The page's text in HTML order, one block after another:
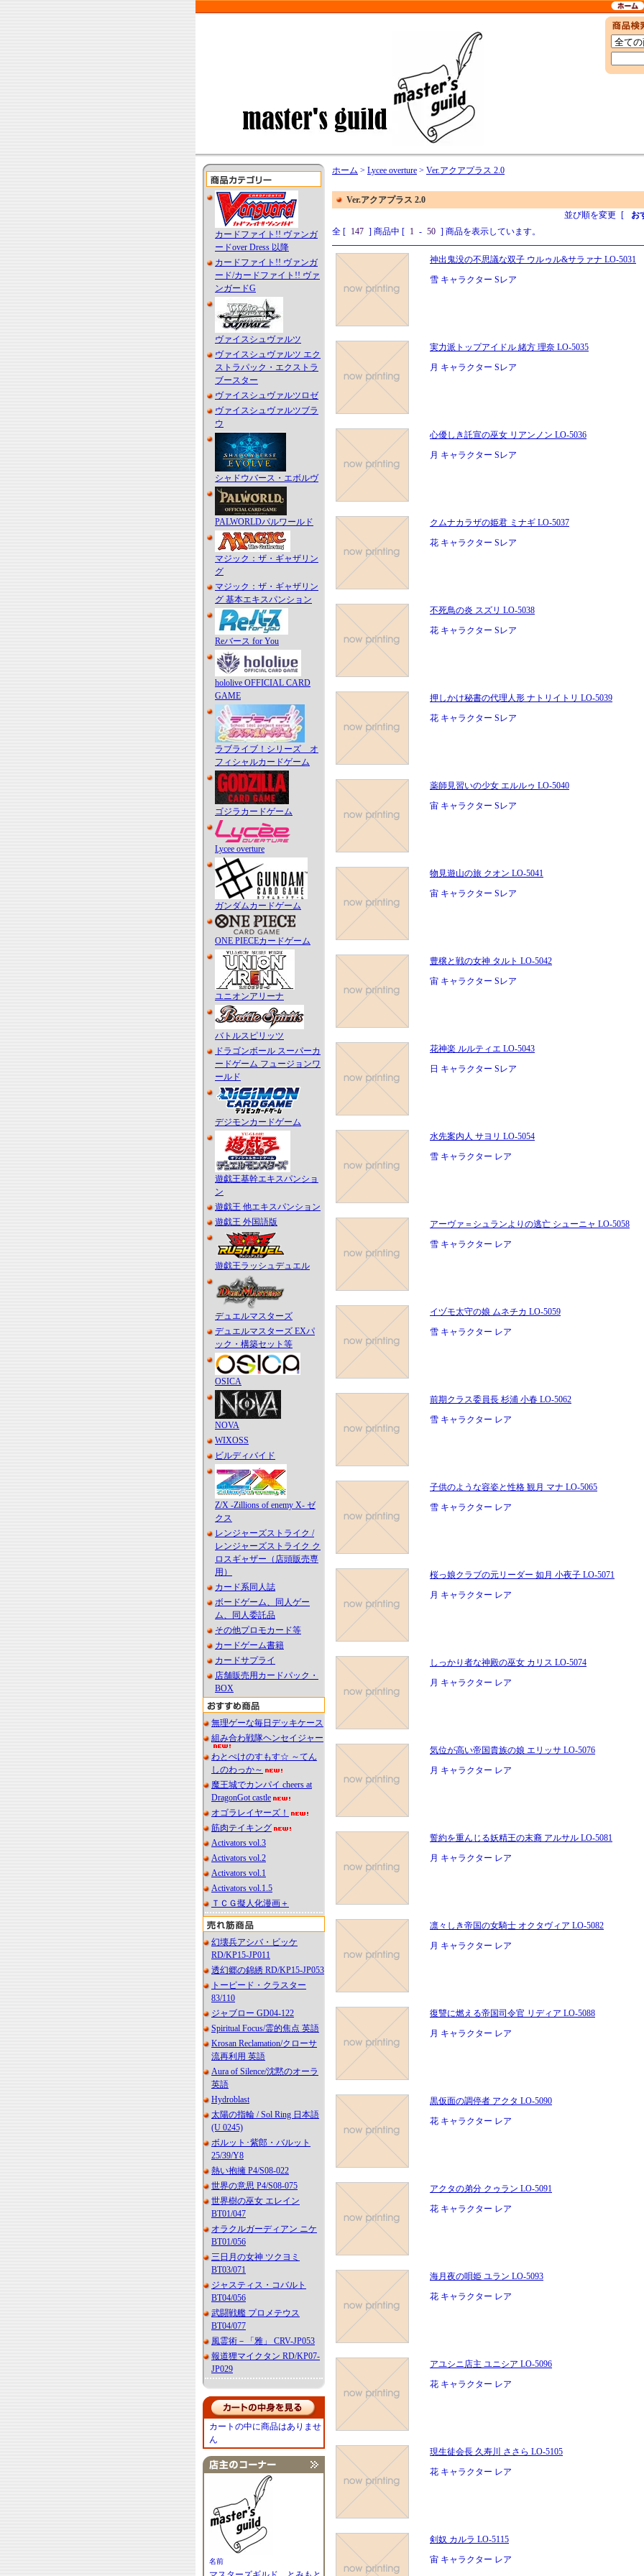
カードファイト!! ヴァンガ
ードover Dress 以降
カードファイト!! ヴァンガ
ード/カードファイト!! ヴァ
ンガードG
ヴァイスシュヴァルツ
ヴァイスシュヴァルツ エク
ストラパック・エクストラ
ブースター
ヴァイスシュヴァルツロゼ
ヴァイスシュヴァルツブラ
ウ
シャドウバース・エボルヴ
PALWORLDパルワールド
マジック：ザ・ギャザリン
グ
マジック：ザ・ギャザリン
グ 基本エキスパンション
Reバース for You
hololive OFFICIAL CARD
GAME
ラブライブ！シリーズ オ
フィシャルカードゲーム
ゴジラカードゲーム
Lycee overture
ガンダムカードゲーム
ONE PIECEカードゲーム
ユニオンアリーナ
バトルスピリッツ
ドラゴンボール スーパーカ
ードゲーム フュージョンワ
ールド
デジモンカードゲーム
遊戯王基幹エキスパンショ
ン
遊戯王 他エキスパンション
遊戯王 外国語版
遊戯王ラッシュデュエル
デュエルマスターズ
デュエルマスターズ EXパ
ック・構築セット等
OSICA
NOVA
WIXOSS
ビルディバイド
Z/X -Zillions of enemy X- ゼ
クス
レンジャーズストライク /
レンジャーズストライク ク
ロスギャザー（店頭販売専
用）
カード系同人誌
ボードゲーム、同人ゲー
ム、同人委託品
その他プロモカード等
カードゲーム書籍
カードサプライ
店舗販売用カードパック・
BOX
無理ゲーな毎日デッキケース
組み合わ戦隊ヘンセイジャー
わとぺけのすもす☆ ～てん
しのわっか～
魔王城でカンパイ cheers at
DragonGot castle
オゴラレイヤーズ！
筋肉テイキング
Activators vol.3
Activators vol.2
Activators vol.1
Activators vol.1.5
ＴＣＧ擬人化漫画＋
幻壊兵アシバ・ビッケ
RD/KP15-JP011
透幻郷の錦綉 RD/KP15-JP053
トーピード・クラスター
83/110
ジャブロー GD04-122
Spiritual Focus/霊的焦点 英語
Krosan Reclamation/クローサ
流再利用 英語
Aura of Silence/沈黙のオーラ
英語
Hydroblast
太陽の指輪 / Sol Ring 日本語
(U 0245)
ボルット･紫郎・バルット
25/39/Y8
熱い抱擁 P4/S08-022
世界の意思 P4/S08-075
世界樹の巫女 エレイン
BT01/047
オラクルガーディアン ニケ
BT01/056
三日月の女神 ツクヨミ
BT03/071
ジャスティス・コバルト
BT04/056
武闘戦艦 プロメテウス
BT04/077
風霊術－「雅」 CRV-JP053
報道狸マイクタン RD/KP07-
JP029
カートの中に商品はありませ
ん
名前
ホーム > Lycee overture > Ver.アクアプラス 2.0
Ver.アクアプラス 2.0
並び順を変更 [ お
全 [ 147 ] 商品中 [ 1 - 50 ] 商品を表示しています。
神出鬼没の不思議な双子 ウルゥル&サラァナ LO-5031
雪 キャラクター Sレア
実力派トップアイドル 緒方 理奈 LO-5035
月 キャラクター Sレア
心優しき託宣の巫女 リアンノン LO-5036
月 キャラクター Sレア
クムナカラザの姫君 ミナギ LO-5037
花 キャラクター Sレア
不死鳥の炎 スズリ LO-5038
花 キャラクター Sレア
押しかけ秘書の代理人形 ナトリイトリ LO-5039
花 キャラクター Sレア
薬師見習いの少女 エルルゥ LO-5040
宙 キャラクター Sレア
物見遊山の旅 クオン LO-5041
宙 キャラクター Sレア
豊穣と戦の女神 タルト LO-5042
宙 キャラクター Sレア
花神楽 ルルティエ LO-5043
日 キャラクター Sレア
水先案内人 サヨリ LO-5054
雪 キャラクター レア
アーヴァ＝シュランよりの逃亡 シューニャ LO-5058
雪 キャラクター レア
イヅモ太守の娘 ムネチカ LO-5059
雪 キャラクター レア
前期クラス委員長 杉浦 小春 LO-5062
雪 キャラクター レア
子供のような容姿と性格 観月 マナ LO-5065
雪 キャラクター レア
桜っ娘クラブの元リーダー 如月 小夜子 LO-5071
月 キャラクター レア
しっかり者な神殿の巫女 カリス LO-5074
月 キャラクター レア
気位が高い帝国貴族の娘 エリッサ LO-5076
月 キャラクター レア
誓約を重んじる妖精王の末裔 アルサル LO-5081
月 キャラクター レア
凛々しき帝国の女騎士 オクタヴィア LO-5082
月 キャラクター レア
復讐に燃える帝国司令官 リディア LO-5088
月 キャラクター レア
黒仮面の調停者 アクタ LO-5090
花 キャラクター レア
アクタの弟分 クゥラン LO-5091
花 キャラクター レア
海月夜の唄姫 ユラン LO-5093
花 キャラクター レア
アユシニ店主 ユニシア LO-5096
花 キャラクター レア
現生徒会長 久寿川 ささら LO-5105
花 キャラクター レア
剣奴 カルラ LO-5115
宙 キャラクター レア